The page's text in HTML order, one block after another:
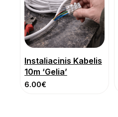
Instaliacinis Kabelis
10m ‘Gelia’
6.00€